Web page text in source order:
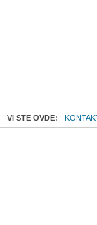
VI STE OVDE: